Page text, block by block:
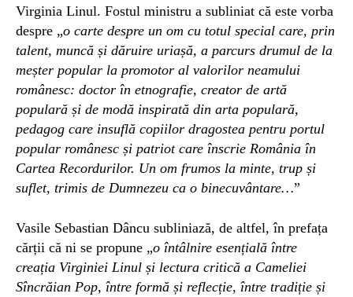
Virginia Linul. Fostul ministru a subliniat că este vorba
despre „o carte despre un om cu totul special care, prin
talent, muncă și dăruire uriașă, a parcurs drumul de la
meșter popular la promotor al valorilor neamului
românesc: doctor în etnografie, creator de artă
populară și de modă inspirată din arta populară,
pedagog care insuflă copiilor dragostea pentru portul
popular românesc și patriot care înscrie România în
Cartea Recordurilor. Un om frumos la minte, trup și
suflet, trimis de Dumnezeu ca o binecuvântare…”
Vasile Sebastian Dâncu subliniază, de altfel,în prefața
cărții că ni se propune „o întâlnire esențială între
creația Virginiei Linul și lectura critică a Cameliei
Sîncrăian Pop, între formă și reflecție, între tradiție și